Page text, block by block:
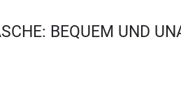
BEQUEM UND